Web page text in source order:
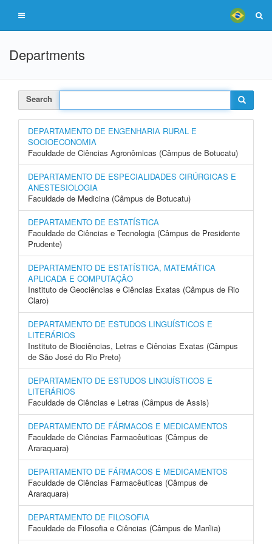
Departments
Search
DEPARTAMENTO DE ENGENHARIA RURAL E
SOCIOECONOMIA
Faculdade de Ciências Agronômicas (Câmpus de Botucatu)
DEPARTAMENTO DE ESPECIALIDADES CIRÚRGICAS E
ANESTESIOLOGIA
Faculdade de Medicina (Câmpus de Botucatu)
DEPARTAMENTO DE ESTATÍSTICA
Faculdade de Ciências e Tecnologia (Câmpus de Presidente
Prudente)
DEPARTAMENTO DE ESTATÍSTICA, MATEMÁTICA
APLICADA E COMPUTAÇÃO
Instituto de Geociências e Ciências Exatas (Câmpus de Rio
Claro)
DEPARTAMENTO DE ESTUDOS LINGUÍSTICOS E
LITERÁRIOS
Instituto de Biociências, Letras e Ciências Exatas (Câmpus
de São José do Rio Preto)
DEPARTAMENTO DE ESTUDOS LINGUÍSTICOS E
LITERÁRIOS
Faculdade de Ciências e Letras (Câmpus de Assis)
DEPARTAMENTO DE FÁRMACOS E MEDICAMENTOS
Faculdade de Ciências Farmacêuticas (Câmpus de
Araraquara)
DEPARTAMENTO DE FÁRMACOS E MEDICAMENTOS
Faculdade de Ciências Farmacêuticas (Câmpus de
Araraquara)
DEPARTAMENTO DE FILOSOFIA
Faculdade de Filosofia e Ciências (Câmpus de Marília)